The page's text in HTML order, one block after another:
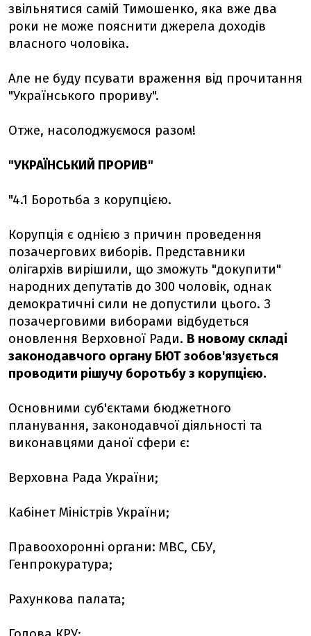
звільнятися самій Тимошенко, яка вже два
роки не може пояснити джерела доходів
власного чоловіка.
Але не буду псувати враження від прочитання
"Українського прориву".
Отже, насолоджуємося разом!
"УКРАЇНСЬКИЙ ПРОРИВ"
"4.1 Боротьба з корупцією.
Корупція є однією з причин проведення
позачергових виборів. Представники
олігархів вирішили, що зможуть "докупити"
народних депутатів до 300 чоловік, однак
демократичні сили не допустили цього. З
позачерговими виборами відбудеться
оновлення Верховної Ради. В новому складі
законодавчого органу БЮТ зобов'язується
проводити рішучу боротьбу з корупцією.
Основними суб'єктами бюджетного
планування, законодавчої діяльності та
виконавцями даної сфери є:
Верховна Рада України;
Кабінет Міністрів України;
Правоохоронні органи: МВС, СБУ,
Генпрокуратура;
Рахункова палата;